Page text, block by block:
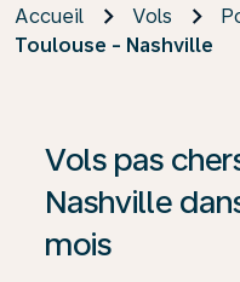
Accueil Vols
Toulouse - Nashville
Vols pas
Nashville
mois
Si aucun résultat